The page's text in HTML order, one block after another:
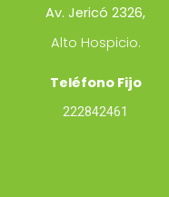
Av. Jericó 2326,
Alto Hospicio.
Teléfono Fijo
222842461